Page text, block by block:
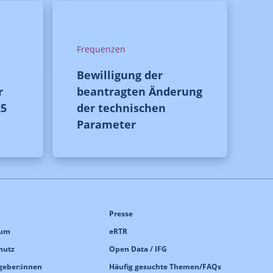
Frequenzen
Bewilligung der
beantragten Änderung
der technischen
Parameter
Presse
eRTR
Open Data / IFG
Häufig gesuchte Themen/FAQs